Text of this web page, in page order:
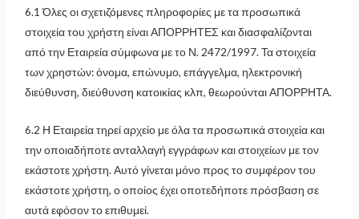
6.1 Όλες οι σχετιζόμενες πληροφορίες με τα προσωπικά
στοιχεία του χρήστη είναι ΑΠΟΡΡΗΤΕΣ και διασφαλίζονται
από την Εταιρεία σύμφωνα με το Ν. 2472/1997. Τα στοιχεία
των χρηστών: όνομα, επώνυμο, επάγγελμα, ηλεκτρονική
διεύθυνση, διεύθυνση κατοικίας κλπ, θεωρούνται ΑΠΟΡΡΗΤΑ.
6.2 Η Εταιρεία τηρεί αρχείο με όλα τα προσωπικά στοιχεία και
την οποιαδήποτε ανταλλαγή εγγράφων και στοιχείων με τον
εκάστοτε χρήστη. Αυτό γίνεται μόνο προς το συμφέρον του
εκάστοτε χρήστη, ο οποίος έχει οποτεδήποτε πρόσβαση σε
αυτά εφόσον το επιθυμεί.